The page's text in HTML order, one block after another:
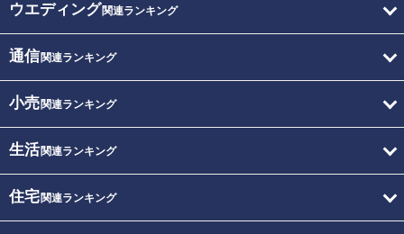
ウエディング関連ランキング
通信関連ランキング
小売関連ランキング
生活関連ランキング
住宅関連ランキング